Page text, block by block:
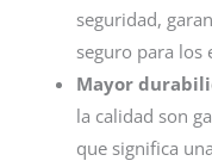
seguridad,
seguro para los
Mayor
la calidad son
que significa